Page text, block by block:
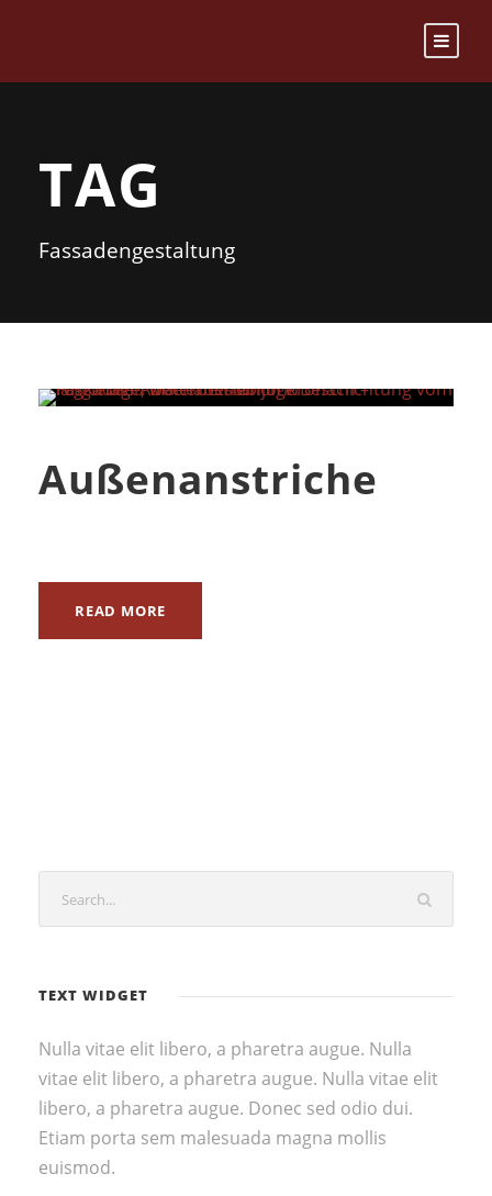
TAG
Fassadengestaltung
Außenanstriche
READ MORE
TEXT WIDGET
Nulla vitae elit libero, a pharetra augue. Nulla
vitae elit libero, a pharetra augue. Nulla vitae elit
libero, a pharetra augue. Donec sed odio dui.
Etiam porta sem malesuada magna mollis
euismod.